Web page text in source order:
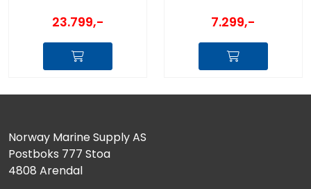
23.799,- 7.299,-
Norway Marine Supply AS
Postboks 777 Stoa
4808 Arendal